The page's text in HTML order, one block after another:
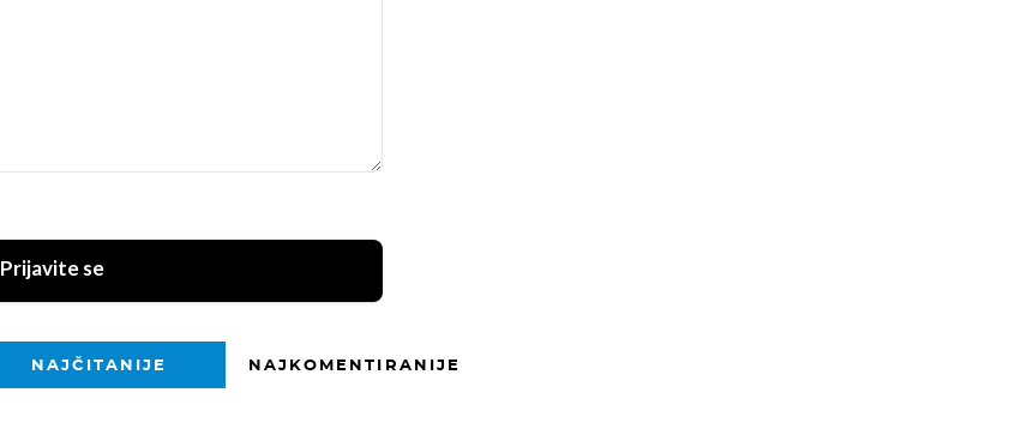
Prijavite se
NAJČITANIJE NAJKOMENTIRANIJE